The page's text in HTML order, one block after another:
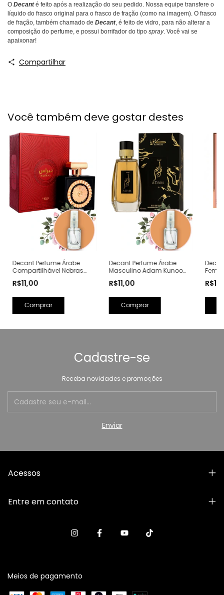
O Decanté feito após a realização do seu pedido. Nossa equipe transfere o
líquido do frasco original para o frasco de fração (como na imagem). O frasco
de fração, também chamado de Decant, é feito de vidro, para não alterar a
composição do perfume, e possui borrifador do tipo spray. Você vai se
apaixonar!
Compartilhar
Você também deve gostar destes
Decant Perfume Árabe
Compartilhável Nebras
(Ref. Olfativa: Eilish Billie
R$11,00
Comprar
Decant Perfume Árabe
Masculino Adam Kunooz
(Ref. Olfativa: Black XS
R$11,00
Comprar
Cadastre-se
Receba novidades e promoções
Acessos
Entre em contato
Meios de pagamento